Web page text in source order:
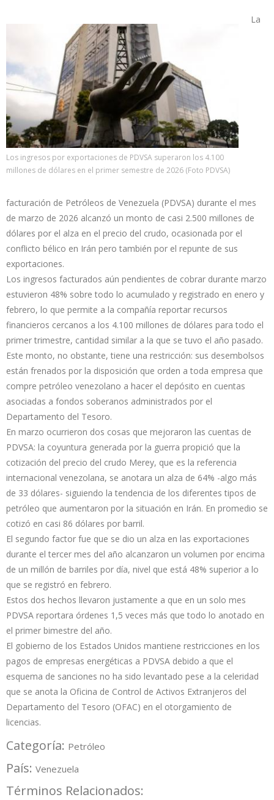
Los ingresos por exportaciones de PDVSA superaron los 4.100
millones de dólares en el primer semestre de 2026 (Foto PDVSA)
La
facturación de Petróleos de Venezuela (PDVSA) durante el mes
de marzo de 2026 alcanzó un monto de casi 2.500 millones de
dólares por el alza en el precio del crudo, ocasionada por el
conflicto bélico en Irán pero también por el repunte de sus
exportaciones.
Los ingresos facturados aún pendientes de cobrar durante marzo
estuvieron 48% sobre todo lo acumulado y registrado en enero y
febrero, lo que permite a la compañía reportar recursos
financieros cercanos a los 4.100 millones de dólares para todo el
primer trimestre, cantidad similar a la que se tuvo el año pasado.
Este monto, no obstante, tiene una restricción: sus desembolsos
están frenados por la disposición que orden a toda empresa que
compre petróleo venezolano a hacer el depósito en cuentas
asociadas a fondos soberanos administrados por el
Departamento del Tesoro.
En marzo ocurrieron dos cosas que mejoraron las cuentas de
PDVSA: la coyuntura generada por la guerra propició que la
cotización del precio del crudo Merey, que es la referencia
internacional venezolana, se anotara un alza de 64% -algo más
de 33 dólares- siguiendo la tendencia de los diferentes tipos de
petróleo que aumentaron por la situación en Irán. En promedio se
cotizó en casi 86 dólares por barril.
El segundo factor fue que se dio un alza en las exportaciones
durante el tercer mes del año alcanzaron un volumen por encima
de un millón de barriles por día, nivel que está 48% superior a lo
que se registró en febrero.
Estos dos hechos llevaron justamente a que en un solo mes
PDVSA reportara órdenes 1,5 veces más que todo lo anotado en
el primer bimestre del año.
El gobierno de los Estados Unidos mantiene restricciones en los
pagos de empresas energéticas a PDVSA debido a que el
esquema de sanciones no ha sido levantado pese a la celeridad
que se anota la Oficina de Control de Activos Extranjeros del
Departamento del Tesoro (OFAC) en el otorgamiento de
licencias.
Categoría: Petróleo
País: Venezuela
Términos Relacionados: